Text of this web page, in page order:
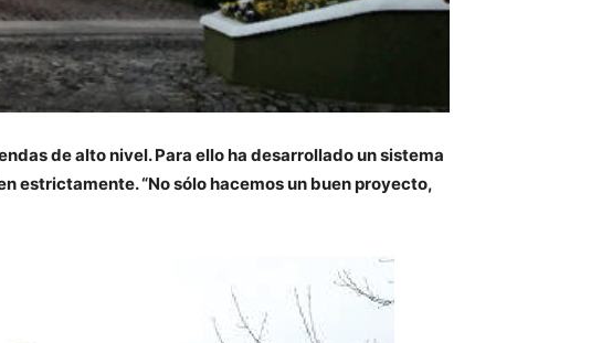
de alto nivel. Para ello ha desarrollado un sistema
estrictamente. “No sólo hacemos un buen proyecto,